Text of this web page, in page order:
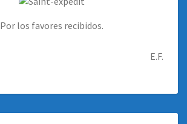
Por los favores recibidos.
E.F.